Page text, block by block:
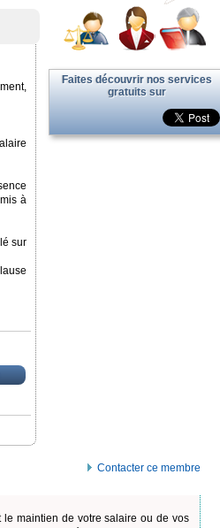
à
sur
Contacter ce membre
maintien de votre salaire ou de vos
Faites découvrir nos services
gratuits sur